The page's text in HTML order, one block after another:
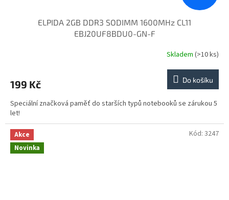
ELPIDA 2GB DDR3 SODIMM 1600MHz CL11
EBJ20UF8BDU0-GN-F
Skladem (>10 ks)
199 Kč Do košíku
Speciální značková paměť do starších typů notebooků se zárukou 5
let!
Akce
Novinka
Kód: 3247